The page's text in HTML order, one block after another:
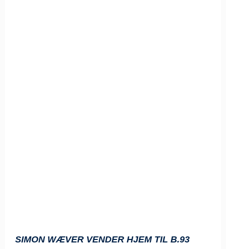
SIMON WÆVER VENDER HJEM TIL B.93